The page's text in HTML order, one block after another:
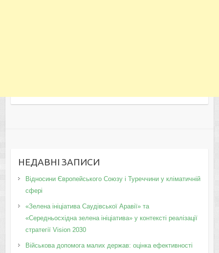
НЕДАВНІ ЗАПИСИ
Відносини Європейського Союзу і Туреччини у кліматичній
сфері
«Зелена ініціатива Саудівської Аравії» та
«Середньосхідна зелена ініціатива» у контексті реалізації
стратегії Vision 2030
Військова допомога малих держав: оцінка ефективності